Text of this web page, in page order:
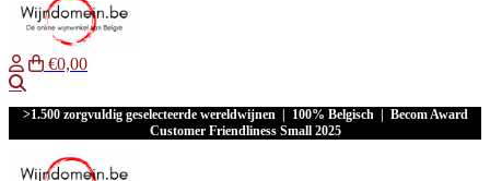
€0,00
>1.500 zorgvuldig geselecteerde wereldwijnen | 100% Belgisch | Becom Award
Customer Friendliness Small 2025